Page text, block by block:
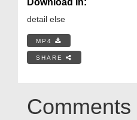
detail else
MP4
SHARE
Comments